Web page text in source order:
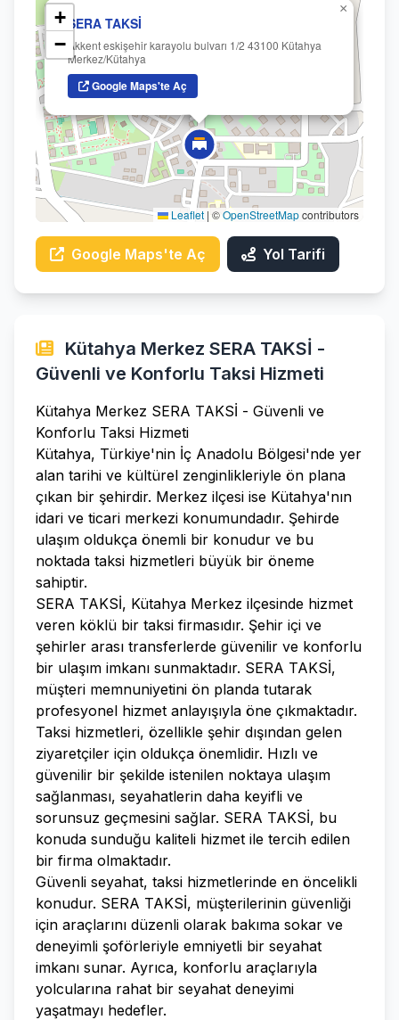
SERA TAKSİ
Akkent eskişehir karayolu bulvarı 1/2 43100 Kütahya
Merkez/Kütahya
Google Maps'te Aç
×
+
−
Leaflet | ©OpenStreetMapcontributors
Google Maps'te Aç Yol Tarifi
Kütahya Merkez SERA TAKSİ -
Güvenli ve Konforlu Taksi Hizmeti
Kütahya Merkez SERA TAKSİ - Güvenli ve
Konforlu Taksi Hizmeti
Kütahya, Türkiye'nin İç Anadolu Bölgesi'nde yer
alan tarihi ve kültürel zenginlikleriyle ön plana
çıkan bir şehirdir. Merkez ilçesi ise Kütahya'nın
idari ve ticari merkezi konumundadır. Şehirde
ulaşım oldukça önemli bir konudur ve bu
noktada taksi hizmetleri büyük bir öneme
sahiptir.
SERA TAKSİ, Kütahya Merkez ilçesinde hizmet
veren köklü bir taksi firmasıdır. Şehir içi ve
şehirler arası transferlerde güvenilir ve konforlu
bir ulaşım imkanı sunmaktadır. SERA TAKSİ,
müşteri memnuniyetini ön planda tutarak
profesyonel hizmet anlayışıyla öne çıkmaktadır.
Taksi hizmetleri, özellikle şehir dışından gelen
ziyaretçiler için oldukça önemlidir. Hızlı ve
güvenilir bir şekilde istenilen noktaya ulaşım
sağlanması, seyahatlerin daha keyifli ve
sorunsuz geçmesini sağlar. SERA TAKSİ, bu
konuda sunduğu kaliteli hizmet ile tercih edilen
bir firma olmaktadır.
Güvenli seyahat, taksi hizmetlerinde en öncelikli
konudur. SERA TAKSİ, müşterilerinin güvenliği
için araçlarını düzenli olarak bakıma sokar ve
deneyimli şoförleriyle emniyetli bir seyahat
imkanı sunar. Ayrıca, konforlu araçlarıyla
yolcularına rahat bir seyahat deneyimi
yaşatmayı hedefler.